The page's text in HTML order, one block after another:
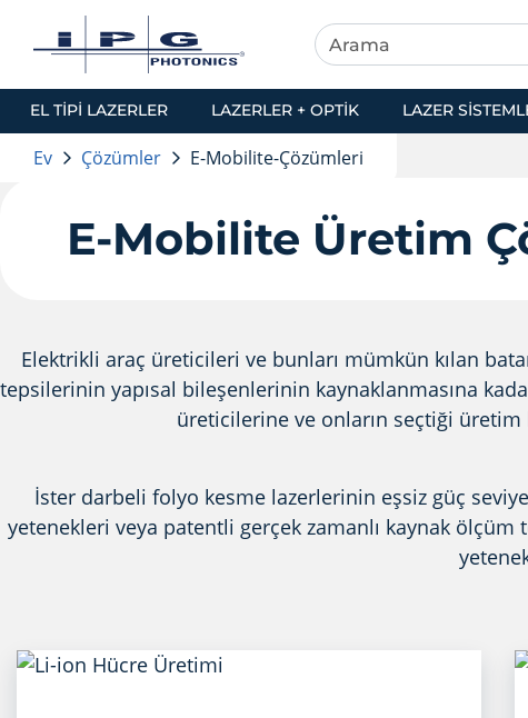
EL TIPI LAZERLER LAZERLER + OPTIK LAZER
Ev Çözümler E-Mobilite-Çözümleri
E-Mobilite Üretim
Elektrikli araç üreticileri ve bunları mümkün kılan
tepsilerinin yapısal bileşenlerinin kaynaklanmasına
üreticilerine ve onların seçtiği
İster darbeli folyo kesme lazerlerinin eşsiz güç
yetenekleri veya patentli gerçek zamanlı kaynak